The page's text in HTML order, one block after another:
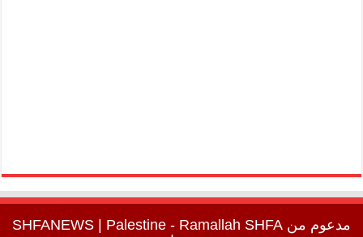
مدعوم من SHFANEWS | Palestine - Ramallah SHFA